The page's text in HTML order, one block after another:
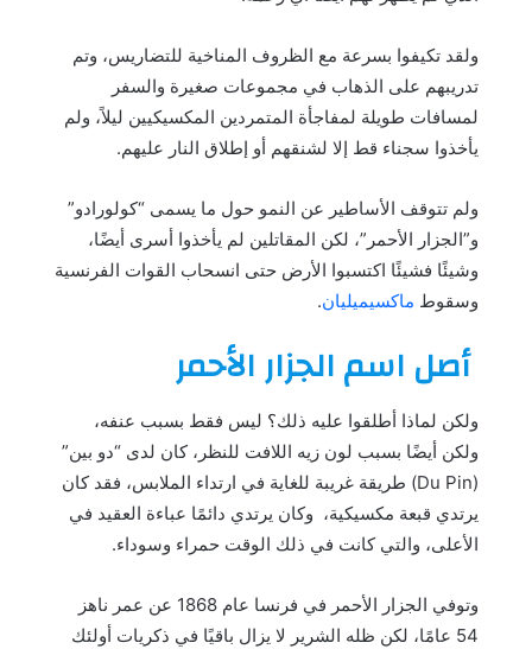
ولقد تكيفوا بسرعة مع الظروف المناخية للتضاريس، وتم
تدريبهم على الذهاب في مجموعات صغيرة والسفر
لمسافات طويلة لمفاجأة المتمردين المكسيكيين ليلاً، ولم
يأخذوا سجناء قط إلا لشنقهم أو إطلاق النار عليهم.
ولم تتوقف الأساطير عن النمو حول ما يسمى “كولورادو”
و”الجزار الأحمر”، لكن المقاتلين لم يأخذوا أسرى أيضًا،
وشيئًا فشيئًا اكتسبوا الأرض حتى انسحاب القوات الفرنسية
وسقوط ماكسيميليان.
أصل اسم الجزار الأحمر
ولكن لماذا أطلقوا عليه ذلك؟ ليس فقط بسبب عنفه،
ولكن أيضًا بسبب لون زيه اللافت للنظر، كان لدى “دو بين”
(Du Pin) طريقة غريبة للغاية في ارتداء الملابس، فقد كان
يرتدي قبعة مكسيكية، وكان يرتدي دائمًا عباءة العقيد في
الأعلى، والتي كانت في ذلك الوقت حمراء وسوداء.
وتوفي الجزار الأحمر في فرنسا عام 1868 عن عمر ناهز
54 عامًا، لكن ظله الشرير لا يزال باقيًا في ذكريات أولئك